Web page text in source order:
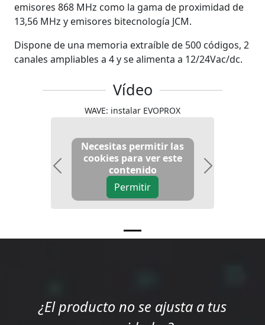
emisores 868 MHz como la gama de proximidad de
13,56 MHz y emisores bitecnología JCM.
Dispone de una memoria extraíble de 500 códigos, 2
canales ampliables a 4 y se alimenta a 12/24Vac/dc.
Vídeo
WAVE: instalar EVOPROX
Necesitas permitir las
cookies para ver este
contenido
Permitir
Previous Next
¿El producto no se ajusta a tus